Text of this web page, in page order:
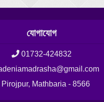
যোগাযোগ
01732-424832
Pirojpur, Mathbaria - 8566